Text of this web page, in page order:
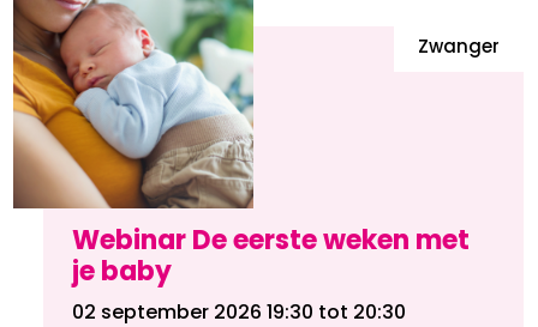
Webinar De eerste weken met
je baby
Zwanger
02 september 2026 19:30 tot 20:30